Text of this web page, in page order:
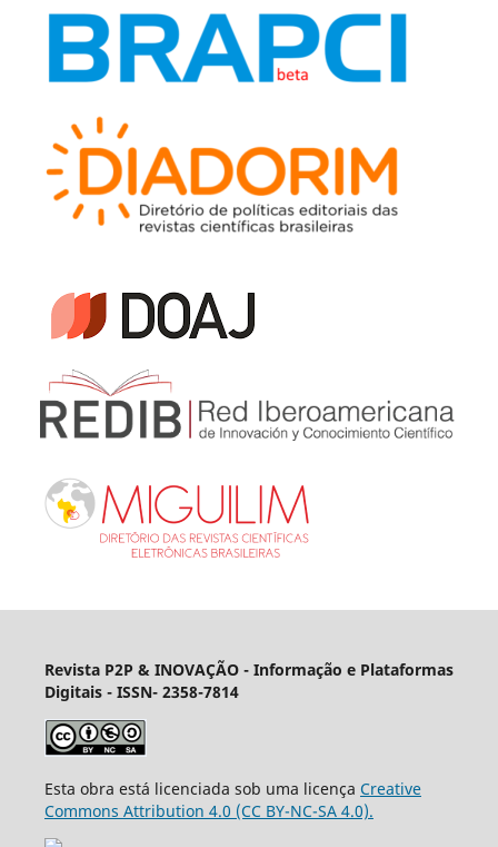
Revista P2P & INOVAÇÃO - Informação e Plataformas
Digitais - ISSN- 2358-7814
Esta obra está licenciada sob uma licença Creative
Commons Attribution 4.0 (CC BY-NC-SA 4.0).